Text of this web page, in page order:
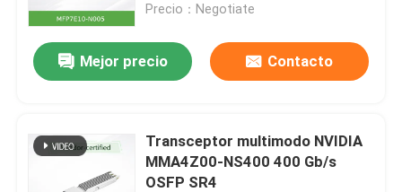
Precio：Negotiate
Mejor precio Contacto
Transceptor multimodo NVIDIA
MMA4Z00-NS400 400 Gb/s
OSFP SR4